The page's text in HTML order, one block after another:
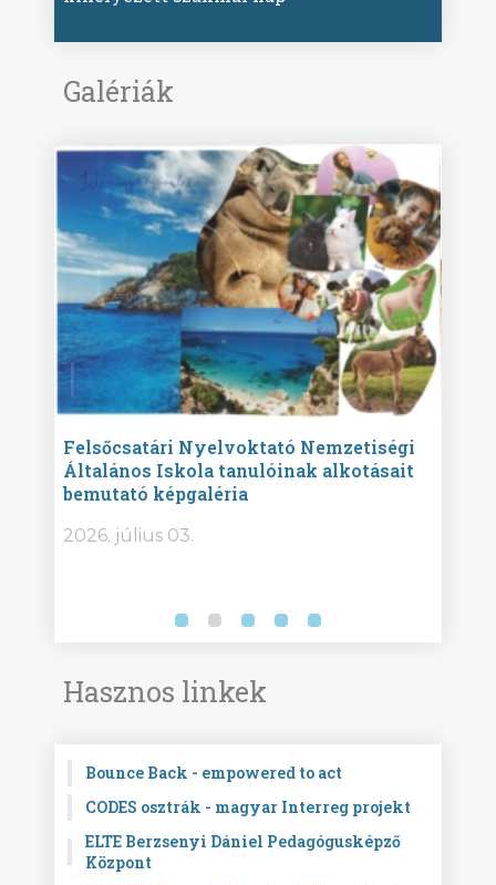
Galériák
Felsőcsatári Nyelvoktató Nemzetiségi
Általános Iskola tanulóinak alkotásait
bemutató képgaléria
2026. július 03.
Hasznos linkek
Bounce Back - empowered to act
CODES osztrák - magyar Interreg projekt
ELTE Berzsenyi Dániel Pedagógusképző
Központ